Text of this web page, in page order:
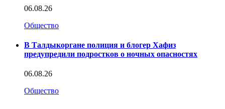
06.08.26
Общество
В Талдыкоргане полиция и блогер Хафиз
предупредили подростков о ночных опасностях
06.08.26
Общество